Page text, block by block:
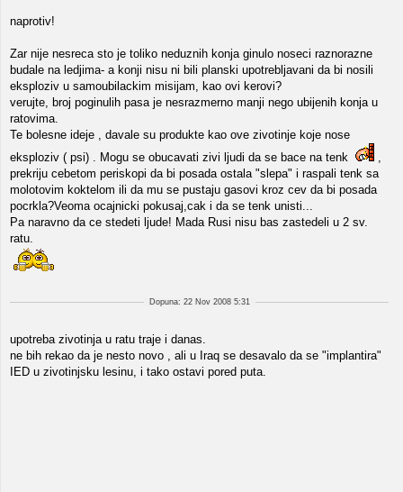
naprotiv!
Zar nije nesreca sto je toliko neduznih konja ginulo noseci raznorazne
budale na ledjima- a konji nisu ni bili planski upotrebljavani da bi nosili
eksploziv u samoubilackim misijam, kao ovi kerovi?
verujte, broj poginulih pasa je nesrazmerno manji nego ubijenih konja u
ratovima.
Te bolesne ideje , davale su produkte kao ove zivotinje koje nose
eksploziv ( psi) . Mogu se obucavati zivi ljudi da se bace na tenk
,
prekriju cebetom periskopi da bi posada ostala "slepa" i raspali tenk sa
molotovim koktelom ili da mu se pustaju gasovi kroz cev da bi posada
pocrkla?Veoma ocajnicki pokusaj,cak i da se tenk unisti...
Pa naravno da ce stedeti ljude! Mada Rusi nisu bas zastedeli u 2 sv.
ratu.
Dopuna: 22 Nov 2008 5:31
upotreba zivotinja u ratu traje i danas.
ne bih rekao da je nesto novo , ali u Iraq se desavalo da se "implantira"
IED u zivotinjsku lesinu, i tako ostavi pored puta.